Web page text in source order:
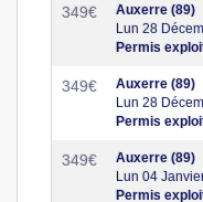
349€
Auxerre (89)
Lun 28
Permis
349€
Auxerre (89)
Lun 28
Permis
349€
Auxerre (89)
Lun 04
Permis